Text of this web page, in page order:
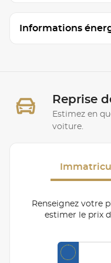
Informations
Reprise
Estimez en
voiture.
Renseignez votre
estimer le prix